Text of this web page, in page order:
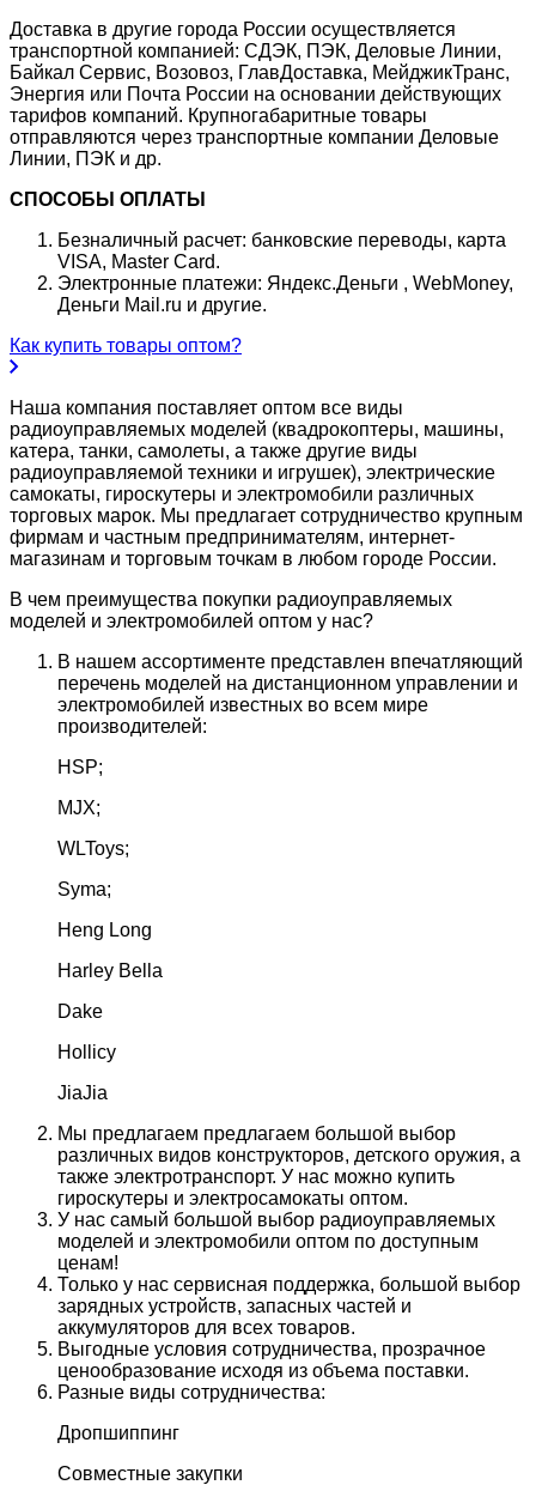
Доставка в другие города России осуществляется
транспортной компанией: СДЭК, ПЭК, Деловые Линии,
Байкал Сервис, Возовоз, ГлавДоставка, МейджикТранс,
Энергия или Почта России на основании действующих
тарифов компаний. Крупногабаритные товары
отправляются через транспортные компании Деловые
Линии, ПЭК и др.
СПОСОБЫ ОПЛАТЫ
Безналичный расчет: банковские переводы, карта
VISA, Master Card.
Электронные платежи: Яндекс.Деньги , WebMoney,
Деньги Mail.ru и другие.
Как купить товары оптом?
Наша компания поставляет оптом все виды
радиоуправляемых моделей (квадрокоптеры, машины,
катера, танки, самолеты, а также другие виды
радиоуправляемой техники и игрушек), электрические
самокаты, гироскутеры и электромобили различных
торговых марок. Мы предлагает сотрудничество крупным
фирмам и частным предпринимателям, интернет-
магазинам и торговым точкам в любом городе России.
В чем преимущества покупки радиоуправляемых
моделей и электромобилей оптом у нас?
В нашем ассортименте представлен впечатляющий
перечень моделей на дистанционном управлении и
электромобилей известных во всем мире
производителей:
HSP;
MJX;
WLToys;
Syma;
Heng Long
Harley Bella
Dake
Hollicy
JiaJia
Мы предлагаем предлагаем большой выбор
различных видов конструкторов, детского оружия, а
также электротранспорт. У нас можно купить
гироскутеры и электросамокаты оптом.
У нас самый большой выбор радиоуправляемых
моделей и электромобили оптом по доступным
ценам!
Только у нас сервисная поддержка, большой выбор
зарядных устройств, запасных частей и
аккумуляторов для всех товаров.
Выгодные условия сотрудничества, прозрачное
ценообразование исходя из объема поставки.
Разные виды сотрудничества:
Дропшиппинг
Совместные закупки